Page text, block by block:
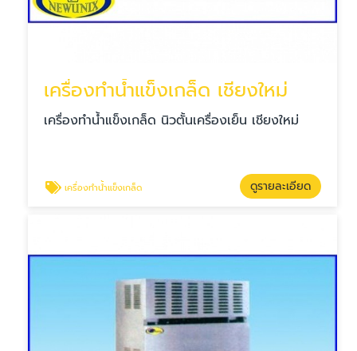
เครื่องทำน้ำแข็งเกล็ด เชียงใหม่
เครื่องทำน้ำแข็งเกล็ด นิวตั้นเครื่องเย็น เชียงใหม่
เครื่องทำน้ำแข็งเกล็ด ดูรายละเอียด